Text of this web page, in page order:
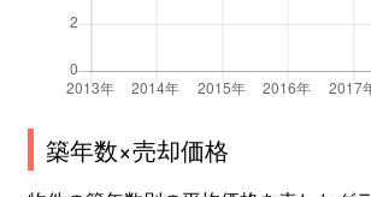
築年数×売却価格